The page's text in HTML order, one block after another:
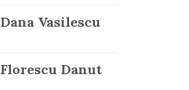
Dana Vasilescu
Florescu Danut